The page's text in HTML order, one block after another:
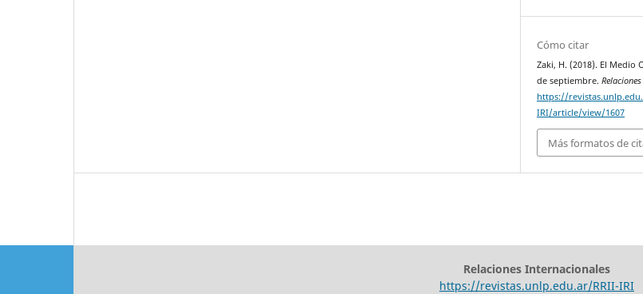
Cómo citar
Zaki, H. (2018). El Medio
de septiembre.
https://
IRI/article/view/1607
Más formatos de
Relaciones Internacionales
https://revistas.unlp.edu.ar/RRII-IRI